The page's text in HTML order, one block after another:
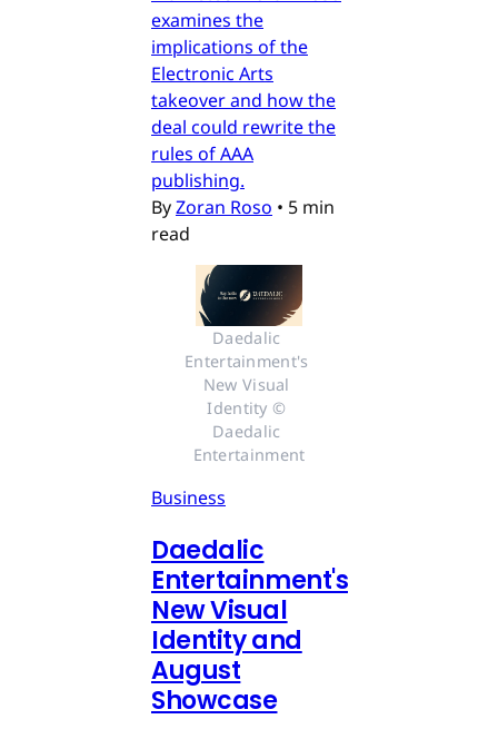
examines the
implications of the
Electronic Arts
takeover and how the
deal could rewrite the
rules of AAA
publishing.
ByZoran Roso • 5 min
read
Daedalic
Entertainment's
New Visual
Identity ©
Daedalic
Entertainment
Business
Daedalic
Entertainment's
New Visual
Identity and
August
Showcase